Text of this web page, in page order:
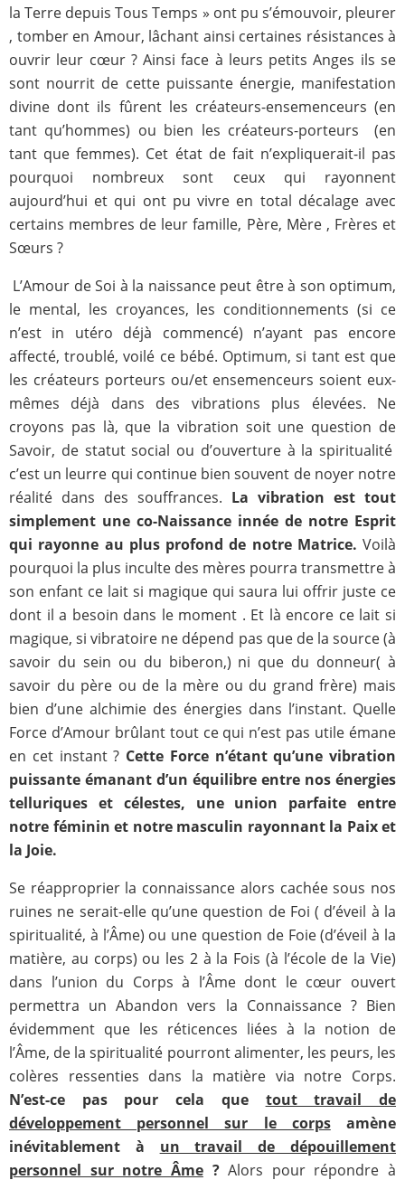
la Terre depuis Tous Temps » ont pu s’émouvoir, pleurer
, tomber en Amour, lâchant ainsi certaines résistances à
ouvrir leur cœur ? Ainsi face à leurs petits Anges ils se
sont nourrit de cette puissante énergie, manifestation
divine dont ils fûrent les créateurs-ensemenceurs (en
tant qu’hommes) ou bien les créateurs-porteurs (en
tant que femmes). Cet état de fait n’expliquerait-il pas
pourquoi nombreux sont ceux qui rayonnent
aujourd’hui et qui ont pu vivre en total décalage avec
certains membres de leur famille, Père, Mère , Frères et
Sœurs ?
L’Amour de Soi à la naissance peut être à son optimum,
le mental, les croyances, les conditionnements (si ce
n’est in utéro déjà commencé) n’ayant pas encore
affecté, troublé, voilé ce bébé. Optimum, si tant est que
les créateurs porteurs ou/et ensemenceurs soient eux-
mêmes déjà dans des vibrations plus élevées. Ne
croyons pas là, que la vibration soit une question de
Savoir, de statut social ou d’ouverture à la spiritualité
c’est un leurre qui continue bien souvent de noyer notre
réalité dans des souffrances. La vibration est tout
simplement une co-Naissance innée de notre Esprit
qui rayonne au plus profond de notre Matrice. Voilà
pourquoi la plus inculte des mères pourra transmettre à
son enfant ce lait si magique qui saura lui offrir juste ce
dont il a besoin dans le moment . Et là encore ce lait si
magique, si vibratoire ne dépend pas que de la source (à
savoir du sein ou du biberon,) ni que du donneur( à
savoir du père ou de la mère ou du grand frère) mais
bien d’une alchimie des énergies dans l’instant. Quelle
Force d’Amour brûlant tout ce qui n’est pas utile émane
en cet instant ? Cette Force n’étant qu’une vibration
puissante émanant d’un équilibre entre nos énergies
telluriques et célestes, une union parfaite entre
notre féminin et notre masculin rayonnant la Paix et
la Joie.
Se réapproprier la connaissance alors cachée sous nos
ruines ne serait-elle qu’une question de Foi ( d’éveil à la
spiritualité, à l’Âme) ou une question de Foie (d’éveil à la
matière, au corps) ou les 2 à la Fois (à l’école de la Vie)
dans l’union du Corps à l’Âme dont le cœur ouvert
permettra un Abandon vers la Connaissance ? Bien
évidemment que les réticences liées à la notion de
l’Âme, de la spiritualité pourront alimenter, les peurs, les
colères ressenties dans la matière via notre Corps.
N’est-ce pas pour cela que tout travail de
développement personnel sur le corpsamène
inévitablement à un travail de dépouillement
personnel sur notre Âme?Alors pour répondre à